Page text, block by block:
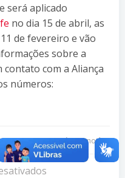
será aplicado
no dia 15 de abril, as
de fevereiro e vão
sobre a
contato com a Aliança
números:
Próxima notícia